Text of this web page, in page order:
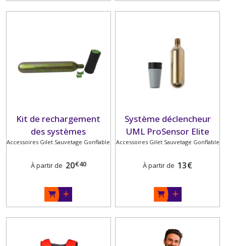
Kit de rechargement
des systèmes
automatiques UML
cartouche + déclencheur
Accessoires Gilet Sauvetage Gonflable
À partir de 20€40
Système déclencheur
UML ProSensor Elite
Accessoires Gilet Sauvetage Gonflable
À partir de 13€